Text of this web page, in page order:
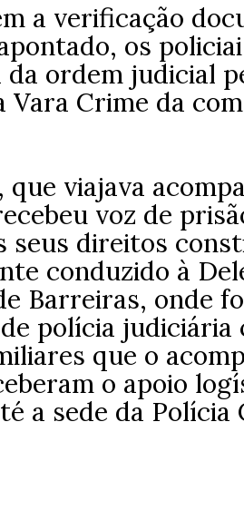
a verificação
os
da ordem judicial
Vara Crime da
viajava
voz de
seus direitos
conduzido à
Barreiras, onde
polícia judiciária
que o
o apoio
a sede da Polícia